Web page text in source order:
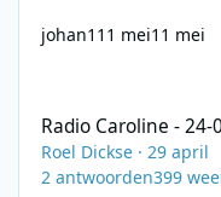
johan1 11 mei11 mei
Radio Caroline -
Roel Dickse ·29 april
2 antwoorden399